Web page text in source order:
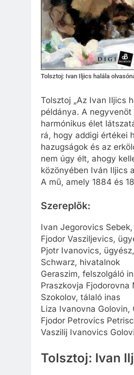
Tolsztoj: Ivan Iljics halála
Tolsztoj „Az Ivan Iljics
példánya. A
harmónikus élet
rá, hogy addigi értékei
hazugságok és az
nem úgy élt, ahogy
közönyében Iván Iljics
A mű, amely 1884 és
Szereplők:
Ivan Jegorovics
Fjodor Vasziljevics,
Pjotr Ivanovics,
Schwarz, hivatalnok
Geraszim, felszolgáló
Praszkovja Fjodorovna
Szokolov, tálaló inas
Liza Ivanovna Golovin,
Fjodor Petrovics
Vaszilij Ivanovics
Tolsztoj: Ivan